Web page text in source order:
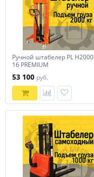
Ручной штабелер PL H2000
16 PREMIUM
53 100 руб.